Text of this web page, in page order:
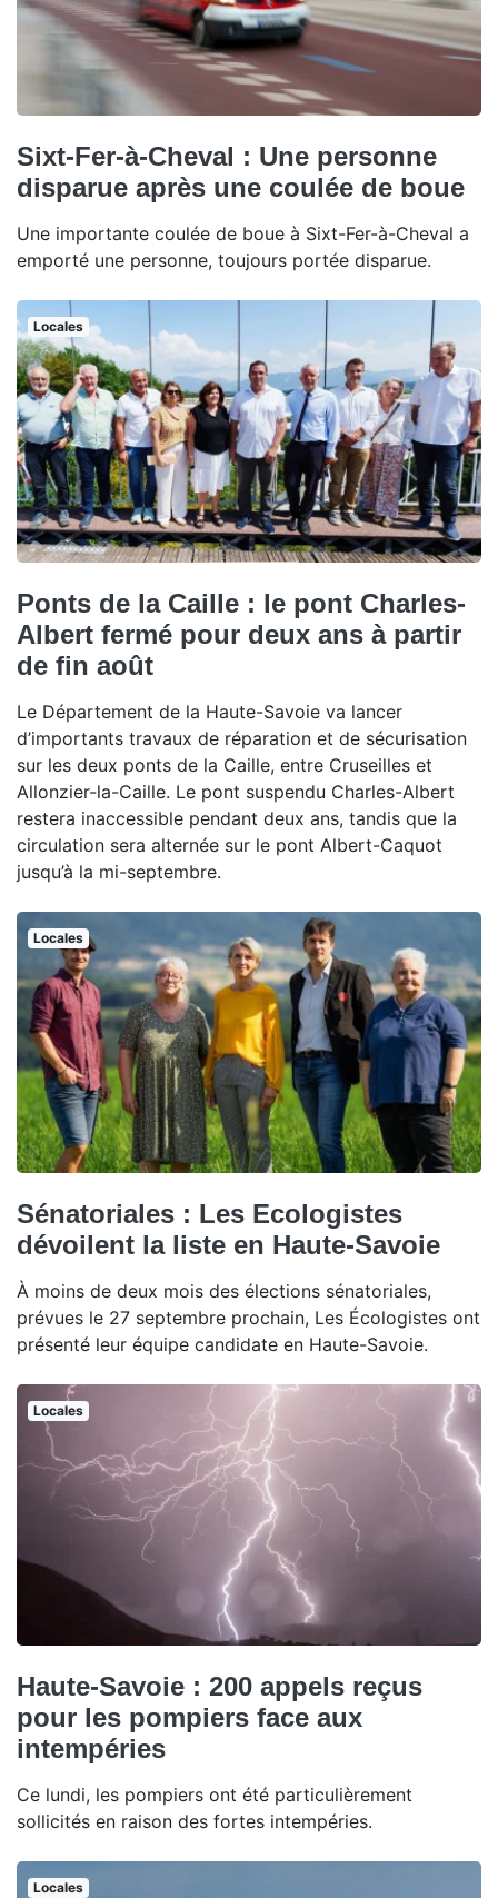
Sixt-Fer-à-Cheval : Une personne
disparue après une coulée de boue
Une importante coulée de boue à Sixt-Fer-à-Cheval a
emporté une personne, toujours portée disparue.
Locales
Ponts de la Caille : le pont Charles-
Albert fermé pour deux ans à partir
de fin août
Le Département de la Haute-Savoie va lancer
d’importants travaux de réparation et de sécurisation
sur les deux ponts de la Caille, entre Cruseilles et
Allonzier-la-Caille. Le pont suspendu Charles-Albert
restera inaccessible pendant deux ans, tandis que la
circulation sera alternée sur le pont Albert-Caquot
jusqu’à la mi-septembre.
Locales
Sénatoriales : Les Ecologistes
dévoilent la liste en Haute-Savoie
À moins de deux mois des élections sénatoriales,
prévues le 27 septembre prochain, Les Écologistes ont
présenté leur équipe candidate en Haute-Savoie.
Locales
Haute-Savoie : 200 appels reçus
pour les pompiers face aux
intempéries
Ce lundi, les pompiers ont été particulièrement
sollicités en raison des fortes intempéries.
Locales